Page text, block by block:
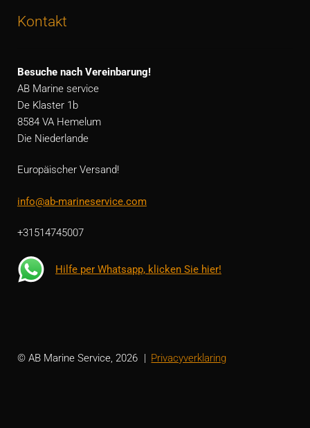
Kontakt
Besuche nach Vereinbarung!
AB Marine service
De Klaster 1b
8584 VA Hemelum
Die Niederlande
Europäischer Versand!
info@ab-marineservice.com
+31514745007
Hilfe per Whatsapp, klicken Sie hier!
© AB Marine Service, 2026 Privacyverklaring